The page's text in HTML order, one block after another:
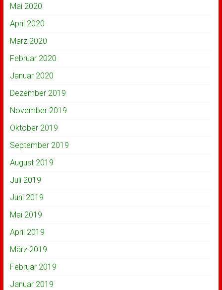
Mai 2020
April 2020
März 2020
Februar 2020
Januar 2020
Dezember 2019
November 2019
Oktober 2019
September 2019
August 2019
Juli 2019
Juni 2019
Mai 2019
April 2019
März 2019
Februar 2019
Januar 2019